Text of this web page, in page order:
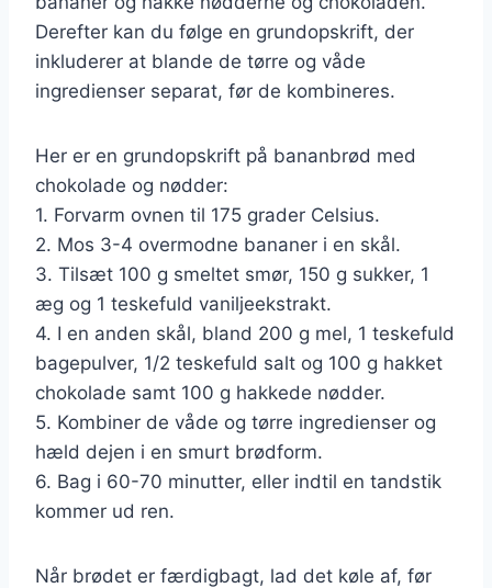
Derefter kan du følge en grundopskrift, der
inkluderer at blande de tørre og våde
ingredienser separat, før de kombineres.
Her er en grundopskrift på bananbrød med
chokolade og nødder:
1. Forvarm ovnen til 175 grader Celsius.
2. Mos 3-4 overmodne bananer i en skål.
3. Tilsæt 100 g smeltet smør, 150 g sukker, 1
æg og 1 teskefuld vaniljeekstrakt.
4. I en anden skål, bland 200 g mel, 1 teskefuld
bagepulver, 1/2 teskefuld salt og 100 g hakket
chokolade samt 100 g hakkede nødder.
5. Kombiner de våde og tørre ingredienser og
hæld dejen i en smurt brødform.
6. Bag i 60-70 minutter, eller indtil en tandstik
kommer ud ren.
Når brødet er færdigbagt, lad det køle af, før